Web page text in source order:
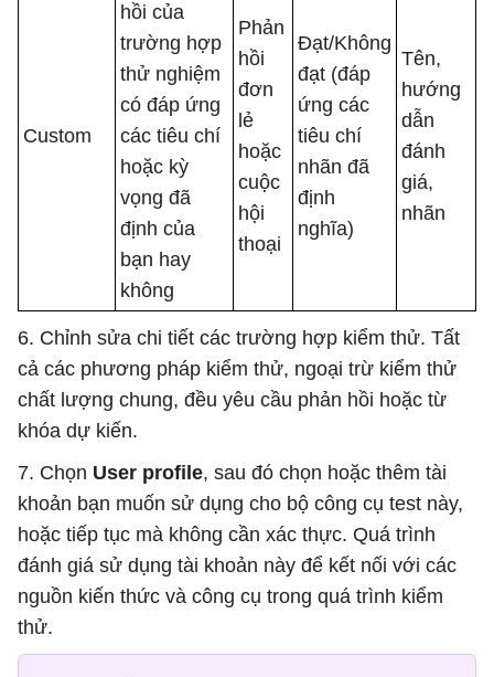
Custom
hồi của
trường hợp
thử nghiệm
có đáp ứng
các tiêu chí
hoặc kỳ
vọng đã
định của
bạn hay
không
Phản
hồi
đơn
lẻ
hoặc
cuộc
hội
thoại
Đạt/Không
đạt (đáp
ứng các
tiêu chí
nhãn đã
định
nghĩa)
Tên,
hướng
dẫn
đánh
giá,
nhãn
6. Chỉnh sửa chi tiết các trường hợp kiểm thử. Tất
cả các phương pháp kiểm thử, ngoại trừ kiểm thử
chất lượng chung, đều yêu cầu phản hồi hoặc từ
khóa dự kiến.
7. Chọn User profile, sau đó chọn hoặc thêm tài
khoản bạn muốn sử dụng cho bộ công cụ test này,
hoặc tiếp tục mà không cần xác thực. Quá trình
đánh giá sử dụng tài khoản này để kết nối với các
nguồn kiến ​​thức và công cụ trong quá trình kiểm
thử.